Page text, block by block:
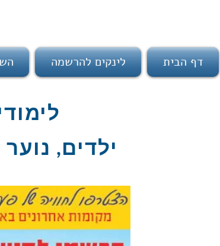
דף הבית לינקים להרשמה
ילדים, נוער